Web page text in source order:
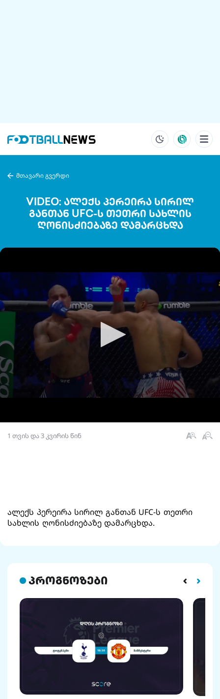
მთავარი გვერდი
VIDEO: ალექს პერეირა სირილ
განთან UFC-ს თეთრი სახლის
ღონისძიებაზე დამარცხდა
1 თვის და 3 კვირის წინ
ალექს პერეირა სირილ განთან UFC-ს თეთრი
სახლის ღონისძიებაზე დამარცხდა.
პროგნოზები